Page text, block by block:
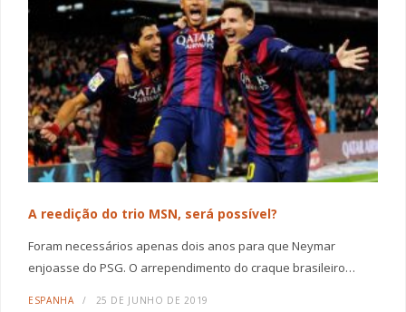
A reedição do trio MSN, será possível?
Foram necessários apenas dois anos para que Neymar
enjoasse do PSG. O arrependimento do craque brasileiro…
ESPANHA 25 DE JUNHO DE 2019